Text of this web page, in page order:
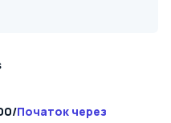
/Початок через